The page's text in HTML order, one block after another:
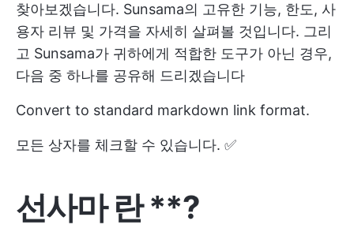
찾아보겠습니다. Sunsama의 고유한 기능, 한도, 사
용자 리뷰 및 가격을 자세히 살펴볼 것입니다. 그리
고 Sunsama가 귀하에게 적합한 도구가 아닌 경우,
다음 중 하나를 공유해 드리겠습니다
Convert to standard markdown link format.
모든 상자를 체크할 수 있습니다. ✅
선사마 란**?